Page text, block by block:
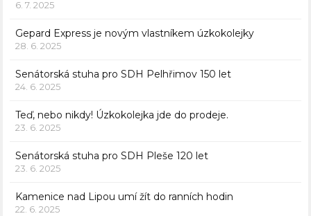
6. 7. 2025
Gepard Express je novým vlastníkem úzkokolejky
28. 6. 2025
Senátorská stuha pro SDH Pelhřimov 150 let
24. 6. 2025
Teď, nebo nikdy! Úzkokolejka jde do prodeje.
23. 6. 2025
Senátorská stuha pro SDH Pleše 120 let
23. 6. 2025
Kamenice nad Lipou umí žít do ranních hodin
22. 6. 2025